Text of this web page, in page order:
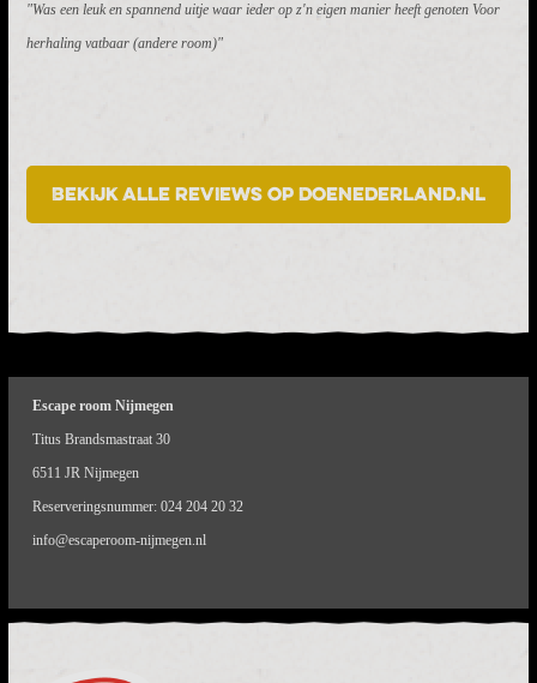
"Was een leuk en spannend uitje waar ieder op z'n eigen manier heeft genoten Voor
herhaling vatbaar (andere room)"
Bekijk alle reviews op DoeNederland.nl
Escape room Nijmegen
Titus Brandsmastraat 30
6511 JR Nijmegen
Reserveringsnummer: 024 204 20 32
info@escaperoom-nijmegen.nl